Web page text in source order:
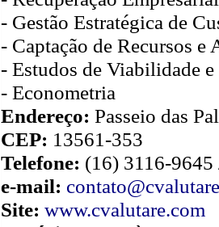
- Gestão Estratégica de
- Captação de Recursos e
- Estudos de Viabilidade e
- Econometria
Endereço: Passeio das
CEP: 13561-353
Telefone: (16) 3116-
e-mail:
Site: www.cvalutare.com